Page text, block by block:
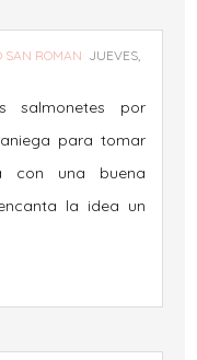
SAN ROMAN JUEVES,
salmonetes por
para tomar
una buena
la idea un